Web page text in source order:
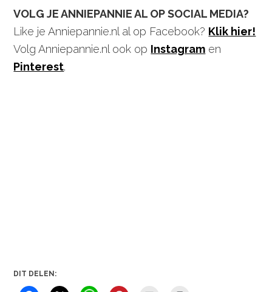
VOLG JE ANNIEPANNIE AL OP SOCIAL MEDIA?
Like je Anniepannie.nl al op Facebook? Klik hier!
Volg Anniepannie.nl ook op Instagram en
Pinterest.
DIT DELEN: